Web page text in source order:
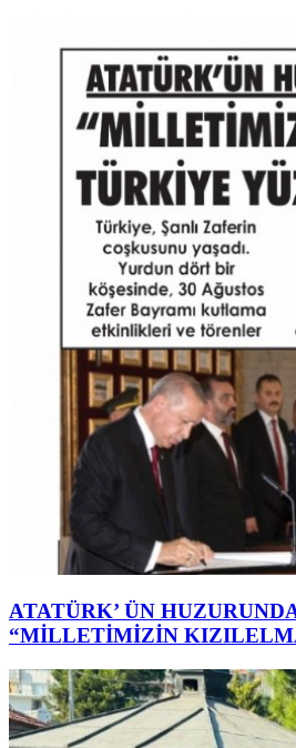
ATATÜRK’ ÜN
“MİLLETİMİZİN